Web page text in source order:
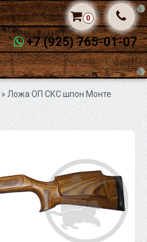
+7 (925) 765-01-07
0
» Ложа ОП СКС шпон Монте